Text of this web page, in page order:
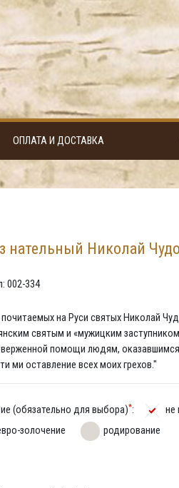
ОПЛАТА И ДОСТАВКА
нательный Николай
002-334
почитаемых на Руси святых Николай
святым и «мужицким
помощи людям,
ми оставление всех моих грехов."
(обязательно для выбора)*: не
золочение
родирование